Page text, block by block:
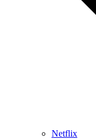
Netflix